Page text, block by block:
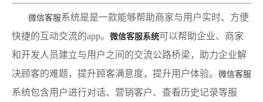
微信客服 系统是是一款能够帮助商家与用户实时、方便
快捷的互动交流的app。 微信客服系统可以帮助企业、商家
和开发人员建立与用户之间的交流公路桥梁，助力企业解
决顾客的难题，提升顾客满意度，提升用户体验。 微信客服
系统包含用户进行对话、营销客户、查看历史记录等服